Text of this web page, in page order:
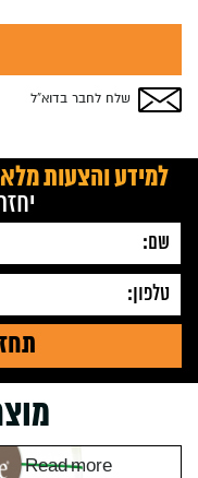
שלח לחבר בדוא”ל
למידע והצעות
Read more